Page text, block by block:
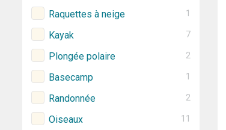
Raquettes à neige 1
Kayak 7
Plongée polaire 2
Basecamp 1
Randonnée 2
Oiseaux 11